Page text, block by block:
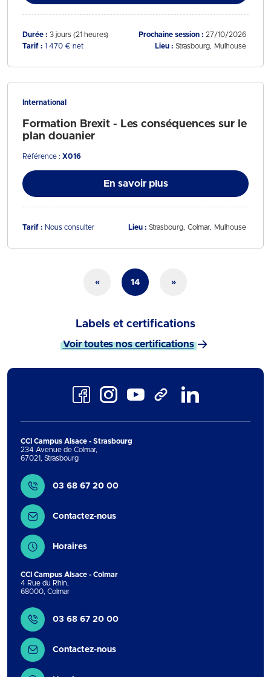
Durée : 3 jours (21 heures) Prochaine session : 27/10/2026
Tarif : 1 470 € net Lieu : Strasbourg Mulhouse
International
Formation Brexit - Les conséquences sur le
plan douanier
Référence : X016
En savoir plus
Tarif : Nous consulter Lieu : Strasbourg Colmar Mulhouse
« 14 »
Labels et certifications
Voir toutes nos certifications
FacebookInstagramYoutube TikTok
CCI Campus Alsace - Strasbourg
234 Avenue de Colmar,
67021, Strasbourg
Contact
03 68 67 20 00
Contactez-nous
Horaires
CCI Campus Alsace - Colmar
4 Rue du Rhin,
68000, Colmar
Contact
03 68 67 20 00
Contactez-nous